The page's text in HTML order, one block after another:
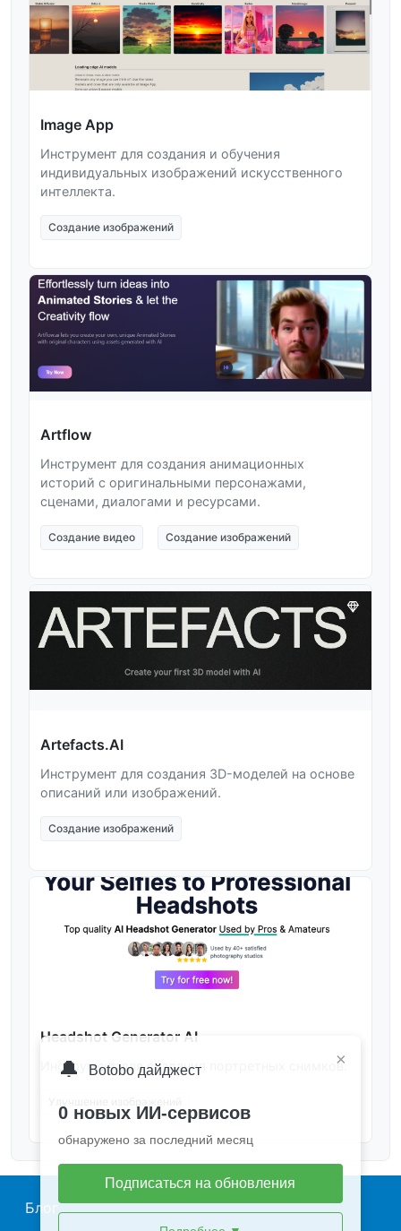
Image App
Инструмент для создания и обучения
индивидуальных изображений искусственного
интеллекта.
Создание изображений
Artflow
Инструмент для создания анимационных
историй с оригинальными персонажами,
сценами, диалогами и ресурсами.
Создание видео Создание изображений
Artefacts.AI
Инструмент для создания 3D-моделей на основе
описаний или изображений.
Создание изображений
Headshot Generator AI
Инструмент для создания портретных снимков.
Main navigation
Блог
×
🔔 Botobo дайджест
0 новых ИИ-сервисов
обнаружено за последний месяц
Подписаться на обновления